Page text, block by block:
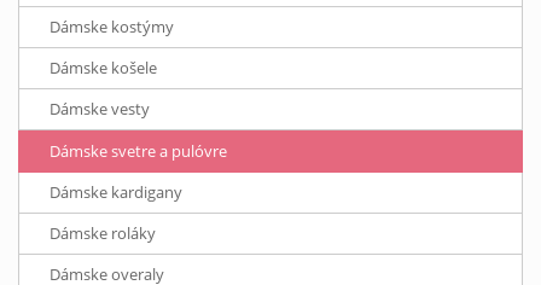
Dámske kostýmy
Dámske košele
Dámske vesty
Dámske svetre a pulóvre
Dámske kardigany
Dámske roláky
Dámske overaly